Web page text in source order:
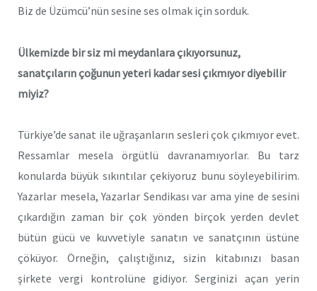
Biz de Üzümcü’nün sesine ses olmak için sorduk.
Ülkemizde bir siz mi meydanlara çıkıyorsunuz,
sanatçıların çoğunun yeteri kadar sesi çıkmıyor diyebilir
miyiz?
Türkiye’de sanat ile uğraşanların sesleri çok çıkmıyor evet.
Ressamlar mesela örgütlü davranamıyorlar. Bu tarz
konularda büyük sıkıntılar çekiyoruz bunu söyleyebilirim.
Yazarlar mesela, Yazarlar Sendikası var ama yine de sesini
çıkardığın zaman bir çok yönden birçok yerden devlet
bütün gücü ve kuvvetiyle sanatın ve sanatçının üstüne
çöküyor. Örneğin, çalıştığınız, sizin kitabınızı basan
şirkete vergi kontrolüne gidiyor. Serginizi açan yerin